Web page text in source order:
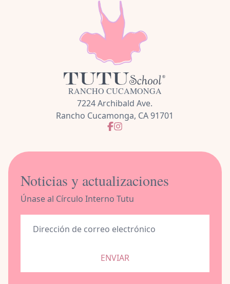
RANCHO CUCAMONGA
7224 Archibald Ave.
Rancho Cucamonga, CA 91701
Noticias y actualizaciones
Únase al Círculo Interno Tutu
ENVIAR